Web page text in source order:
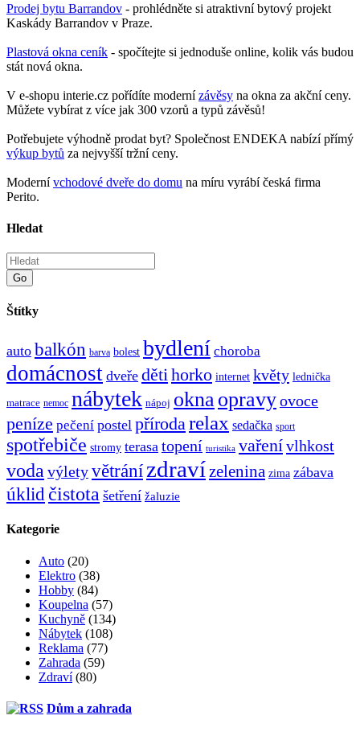
Prodej bytu Barrandov - prohlédněte si atraktivní bytový projekt
Kaskády Barrandov v Praze.
Plastová okna ceník - spočítejte si jednoduše online, kolik vás budou
stát nová okna.
V e-shopu interie.cz pořídíte modernízávěsy na okna za akční ceny.
Můžete vybírat z více jak 300 vzorů a typů závěsů!
Potřebujete výhodně prodat byt? Společnost ENDEKA nabízí přímý
výkup bytů za nejvyšší tržní ceny.
Modernívchodové dveře do domu na míru vyrábí česká firma
Perito.
Hledat
Go
Štítky
auto balkón barva bolest bydlení choroba
domácnost dveře dětihorko internet květy lednička
matrace nemoc nábytek nápoj oknaopravyovoce
peníze pečení postel přírodarelax sedačka sport
spotřebiče stromy terasa topení turistika vařenívlhkost
voda výletyvětránízdravízelenina zima zábava
úklid čistota šetření žaluzie
Kategorie
Auto (20)
Elektro (38)
Hobby (84)
Koupelna (57)
Kuchyně (134)
Nábytek (108)
Reklama (77)
Zahrada (59)
Zdraví(80)
Dům a zahrada